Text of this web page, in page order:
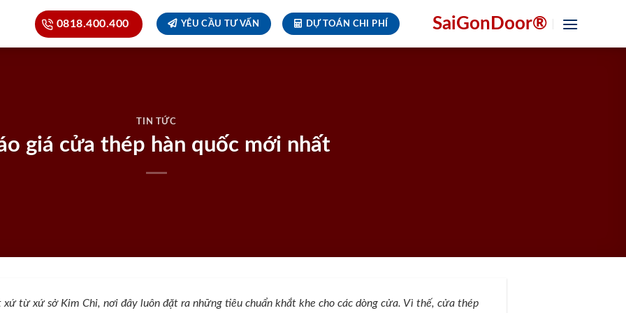
0818.400.400 YÊU CẦU TƯ VẤN DỰ TOÁN CHI PHÍ SaiGonDoor®
TIN TỨC
giá cửa thép hàn quốc mới nhất
xứ từ xứ sở Kim Chi, nơi đây luôn đặt ra những tiêu chuẩn khắt khe cho các dòng cửa. Vì thế, cửa thép